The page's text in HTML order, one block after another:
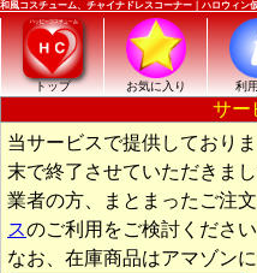
和風コスチューム、チャイナドレスコーナー｜ハロウィン
トップ お気に入り 利
サー
当サービスで提供しており
末で終了させていただきまし
業者の方、まとまったご注
スのご利用をご検討ください
なお、在庫商品はアマゾン